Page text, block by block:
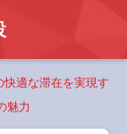
快適な滞在を実現す
魅力